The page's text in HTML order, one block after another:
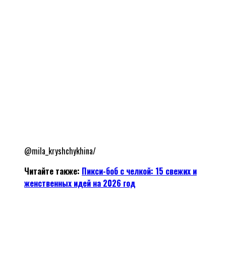
@mila_kryshchykhina/
Читайте также: Пикси-боб с челкой: 15 свежих и
женственных идей на 2026 год